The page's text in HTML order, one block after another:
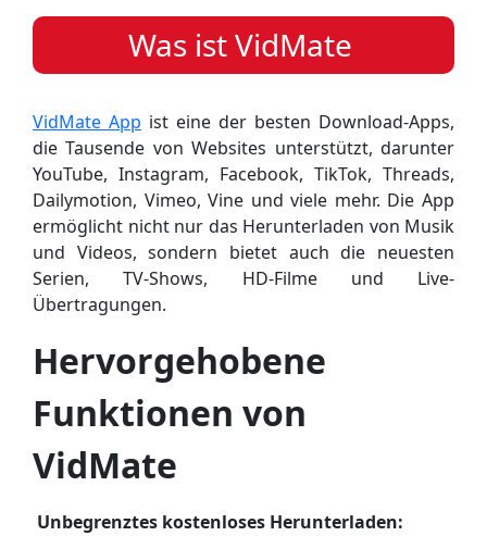
Was ist VidMate
VidMate App ist eine der besten Download-Apps,
die Tausende von Websites unterstützt, darunter
YouTube, Instagram, Facebook, TikTok, Threads,
Dailymotion, Vimeo, Vine und viele mehr. Die App
ermöglicht nicht nur das Herunterladen von Musik
und Videos, sondern bietet auch die neuesten
Serien, TV-Shows, HD-Filme und Live-
Übertragungen.
Hervorgehobene
Funktionen von
VidMate
Unbegrenztes kostenloses Herunterladen: